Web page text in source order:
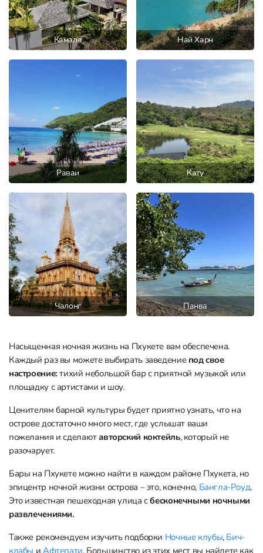
Камала Най Харн
Раваи Кату
Чалонг Панва
Насыщенная ночная жизнь на Пхукете вам обеспечена.
Каждый раз вы можете выбирать заведение под свое
настроение: тихий небольшой бар с приятной музыкой или
площадку с артистами и шоу.
Ценителям барной культуры будет приятно узнать, что на
острове достаточно много мест, где услышат ваши
пожелания и сделаютавторский коктейль, который не
разочарует.
Бары на Пхукете можно найти в каждом районе Пхукета, но
эпицентр ночной жизни острова – это, конечно, Бангла-Роуд.
Это известная пешеходная улица сбесконечными ночными
развлечениями.
Также рекомендуем изучить подборки Ночные клубы, Бич-
клабы и Афтепати. Большинство из этих мест вы найдете как